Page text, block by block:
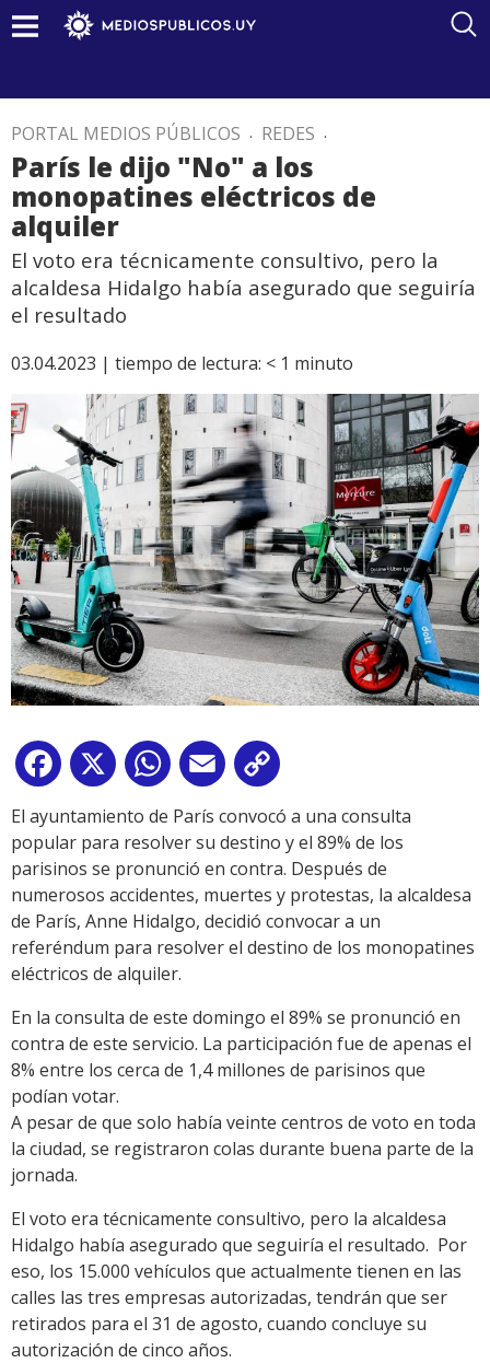
PORTAL MEDIOS PÚBLICOS . REDES .
París le dijo "No" a los
monopatines eléctricos de
alquiler
El voto era técnicamente consultivo, pero la
alcaldesa Hidalgo había asegurado que seguiría
el resultado
03.04.2023 | tiempo de lectura: < 1 minuto
Facebook
X WhatsApp
Email
Link
El ayuntamiento de París convocó a una consulta
popular para resolver su destino y el 89% de los
parisinos se pronunció en contra. Después de
numerosos accidentes, muertes y protestas, la alcaldesa
de París, Anne Hidalgo, decidió convocar a un
referéndum para resolver el destino de los monopatines
eléctricos de alquiler.
En la consulta de este domingo el 89% se pronunció en
contra de este servicio. La participación fue de apenas el
8% entre los cerca de 1,4 millones de parisinos que
podían votar.
A pesar de que solo había veinte centros de voto en toda
la ciudad, se registraron colas durante buena parte de la
jornada.
El voto era técnicamente consultivo, pero la alcaldesa
Hidalgo había asegurado que seguiría el resultado. Por
eso, los 15.000 vehículos que actualmente tienen en las
calles las tres empresas autorizadas, tendrán que ser
retirados para el 31 de agosto, cuando concluye su
autorización de cinco años.